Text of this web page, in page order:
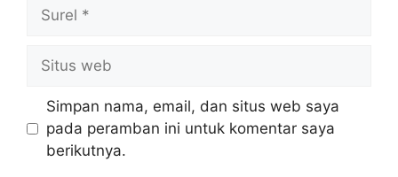
web
Simpan nama, email, dan situs web saya
pada peramban ini untuk komentar saya
berikutnya.